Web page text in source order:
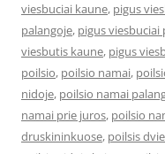
viesbuciai kaune, pigus
palangoje, pigus viesbuciai
viesbutis kaune, pigus
poilsio, poilsio namai,
nidoje, poilsio namai
namai prie juros, poilsio
druskininkuose, poilsis